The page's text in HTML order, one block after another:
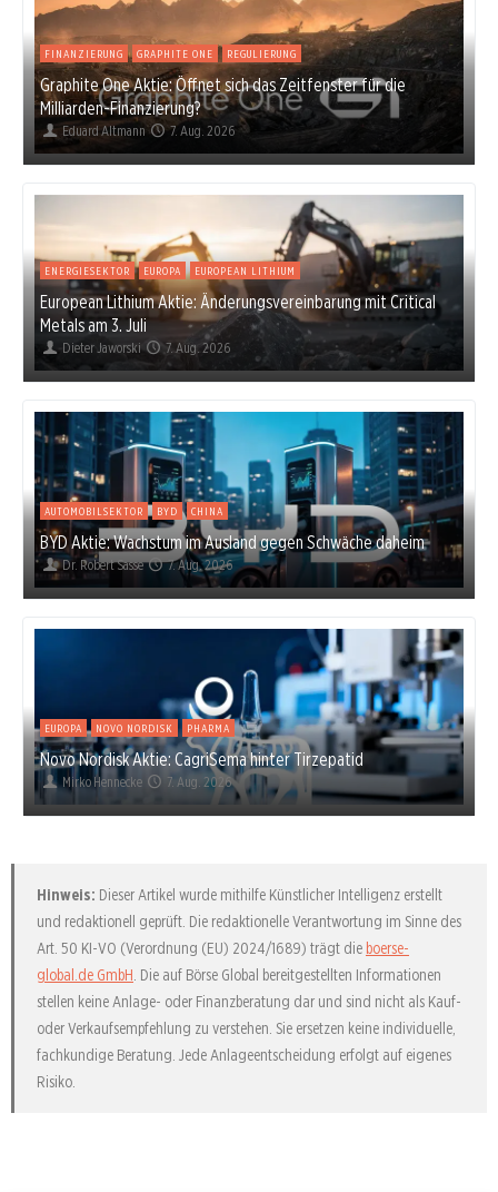
FINANZIERUNG GRAPHITE ONE REGULIERUNG
Graphite One Aktie: Öffnet sich das Zeitfenster für die
Milliarden-Finanzierung?
Eduard Altmann 7. Aug. 2026
ENERGIESEKTOR EUROPA EUROPEAN LITHIUM
European Lithium Aktie: Änderungsvereinbarung mit Critical
Metals am 3. Juli
Dieter Jaworski 7. Aug. 2026
AUTOMOBILSEKTOR BYD CHINA
BYD Aktie: Wachstum im Ausland gegen Schwäche daheim
Dr. Robert Sasse 7. Aug. 2026
EUROPA NOVO NORDISK PHARMA
Novo Nordisk Aktie: CagriSema hinter Tirzepatid
Mirko Hennecke 7. Aug. 2026
Hinweis: Dieser Artikel wurde mithilfe Künstlicher Intelligenz erstellt
und redaktionell geprüft. Die redaktionelle Verantwortung im Sinne des
Art. 50 KI-VO (Verordnung (EU) 2024/1689) trägt die boerse-
global.de GmbH. Die auf Börse Global bereitgestellten Informationen
stellen keine Anlage- oder Finanzberatung dar und sind nicht als Kauf-
oder Verkaufsempfehlung zu verstehen. Sie ersetzen keine individuelle,
fachkundige Beratung. Jede Anlageentscheidung erfolgt auf eigenes
Risiko.